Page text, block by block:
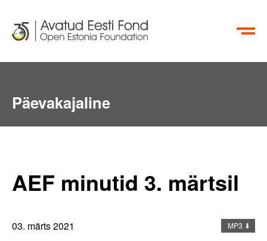
EN RU
Aktiivsete Kodanike Fond
Päevakajaline
AEF minutid 3. märtsil
03. märts 2021 MP3 ⬇